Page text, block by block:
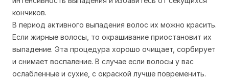
кончиков.
В период активного выпадения волос их можно красить.
Если жирные волосы, то окрашивание приостановит их
выпадение. Эта процедура хорошо очищает, сорбирует
и снимает воспаление. В случае если волосы у вас
ослабленные и сухие, с окраской лучше повременить.